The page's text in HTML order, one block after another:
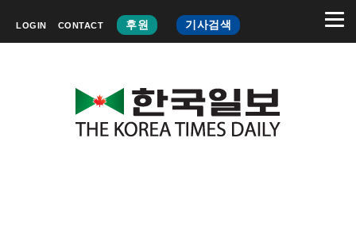
LOGIN CONTACT 후원 기사검색